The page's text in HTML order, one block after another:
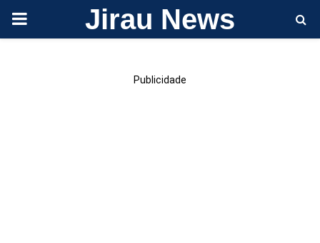
PRIMARY Jirau News
Publicidade